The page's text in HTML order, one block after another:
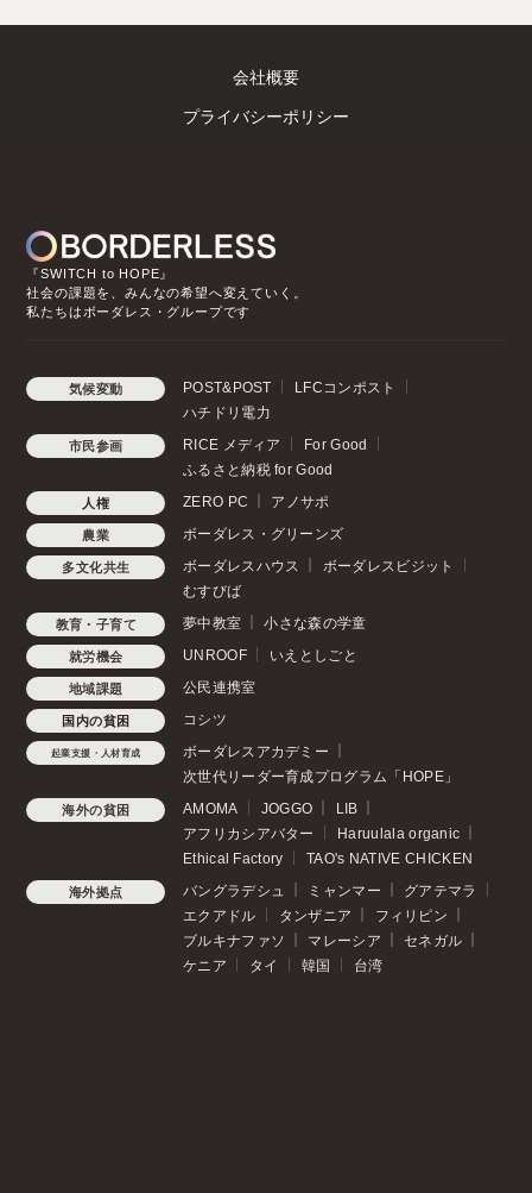
会社概要
プライバシーポリシー
『SWITCH to HOPE』
社会の課題を、みんなの希望へ変えていく。
私たちはボーダレス・グループです
気候変動 POST&POST
LFCコンポスト
ハチドリ電力
市民参画 RICE メディア
For Good
ふるさと納税 for Good
人権 ZERO PC アノサポ
農業 ボーダレス・グリーンズ
多文化共生 ボーダレスハウス
ボーダレスビジット
むすびば
教育・子育て 夢中教室 小さな森の学童
就労機会 UNROOF いえとしごと
地域課題 公民連携室
国内の貧困 コシツ
起業支援・人材育成
ボーダレスアカデミー
次世代リーダー育成プログラム「HOPE」
海外の貧困 AMOMA JOGGO
LIB
アフリカシアバター
Haruulala organic
Ethical Factory
TAO's NATIVE CHICKEN
海外拠点 バングラデシュ ミャンマー
グアテマラ
エクアドル
タンザニア
フィリピン
ブルキナファソ
マレーシア
セネガル
ケニア
タイ 韓国 台湾